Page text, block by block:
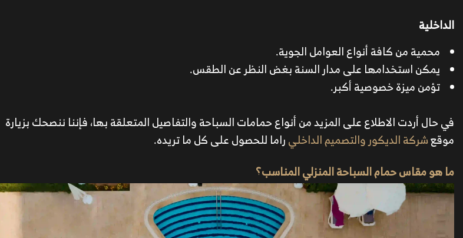
الداخلية
محمية من كافة أنواع العوامل الجوية.
يمكن استخدامها على مدار السنة بغض النظر عن الطقس.
تؤمن ميزة خصوصية أكبر.
في حال أردت الاطلاع على المزيد من أنواع حمامات السباحة والتفاصيل المتعلقة بها، فإننا ننصحك بزيارة
موقعشركة الديكور والتصميم الداخليراما للحصول على كل ما تريده.
ما هو مقاس حمام السباحة المنزلي المناسب؟